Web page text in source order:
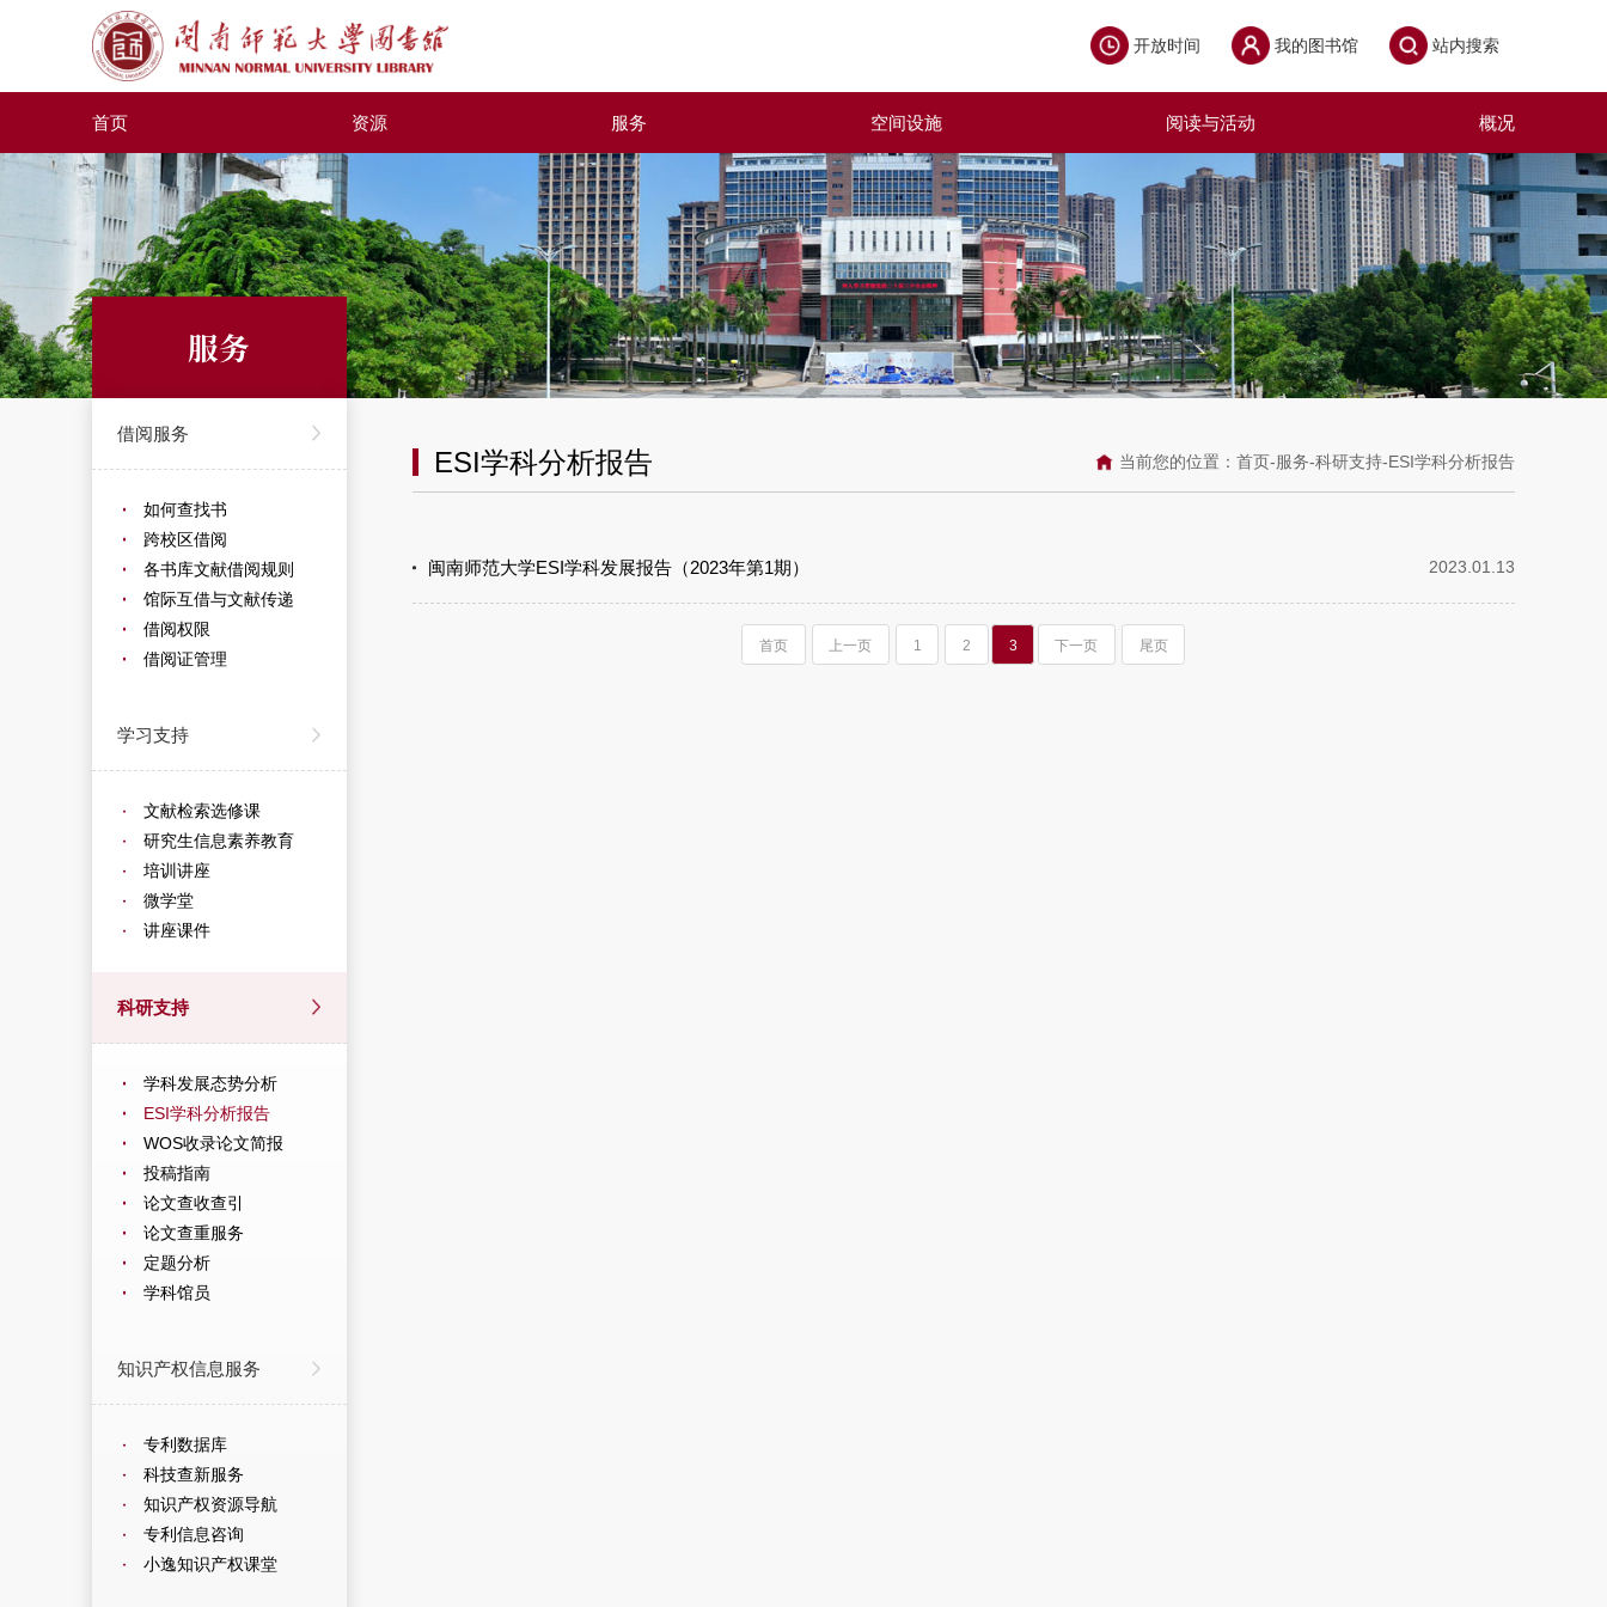
开放时间 我的图书馆 站内搜索
首页 资源 服务 空间设施 阅读与活动 概况
服务
借阅服务
如何查找书
跨校区借阅
各书库文献借阅规则
馆际互借与文献传递
借阅权限
借阅证管理
学习支持
文献检索选修课
研究生信息素养教育
培训讲座
微学堂
讲座课件
科研支持
学科发展态势分析
ESI学科分析报告
WOS收录论文简报
投稿指南
论文查收查引
论文查重服务
定题分析
学科馆员
知识产权信息服务
专利数据库
科技查新服务
知识产权资源导航
专利信息咨询
小逸知识产权课堂
ESI学科分析报告 当前您的位置： 首页-服务-科研支持-ESI学科分析报告
闽南师范大学ESI学科发展报告（2023年第1期） 2023.01.13
首页 上一页 1 2 3 下一页 尾页